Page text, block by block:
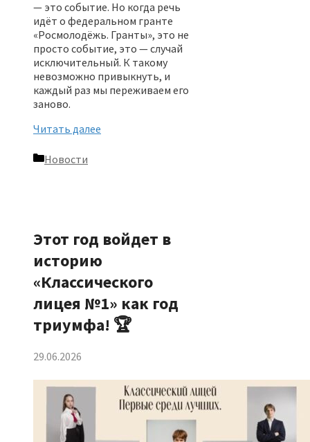
— это событие. Но когда речь
идёт о федеральном гранте
«Росмолодёжь. Гранты», это не
просто событие, это — случай
исключительный. К такому
невозможно привыкнуть, и
каждый раз мы переживаем его
заново.
Читать далее
Рубрики
Новости
Этот год войдет в
историю
«Классического
лицея №1» как год
триумфа! 🏆
29.06.2026